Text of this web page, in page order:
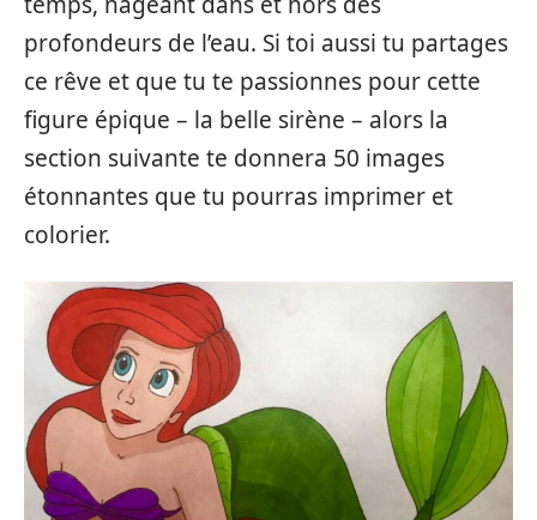
profondeurs de l’eau. Si toi aussi tu partages
ce rêve et que tu te passionnes pour cette
figure épique – la belle sirène – alors la
section suivante te donnera 50 images
étonnantes que tu pourras imprimer et
colorier.